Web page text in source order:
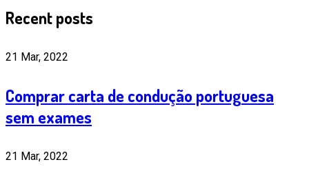
Recent posts
21 Mar, 2022
Comprar carta de condução portuguesa
sem exames
21 Mar, 2022